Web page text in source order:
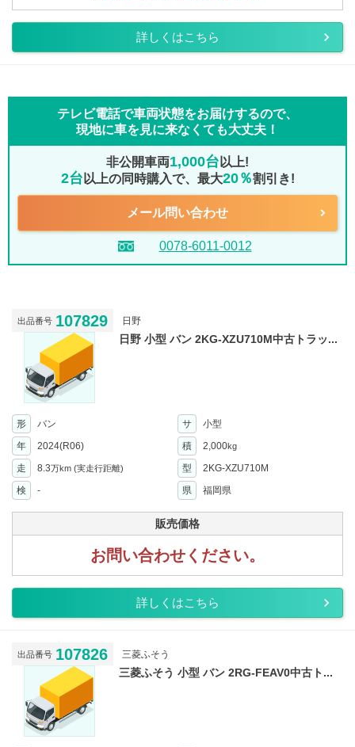
詳しくはこちら
テレビ電話で車両状態をお届けするので、
現地に車を見に来なくても大丈夫！
非公開車両1,000台 以上!
2台 以上の同時購入で、最大20％割引き!
メール問い合わせ
0078-6011-0012
出品番号 107829 日野
日野 小型 バン 2KG-XZU710M中古トラッ...
形 バン サ
小型
年
2024(R06) 積 2,000kg
走 8.3万km (実走行距離) 型
2KG-XZU710M
検
- 県 福岡県
販売価格
お問い合わせください。
詳しくはこちら
出品番号 107826 三菱ふそう
三菱ふそう 小型 バン 2RG-FEAV0中古ト...